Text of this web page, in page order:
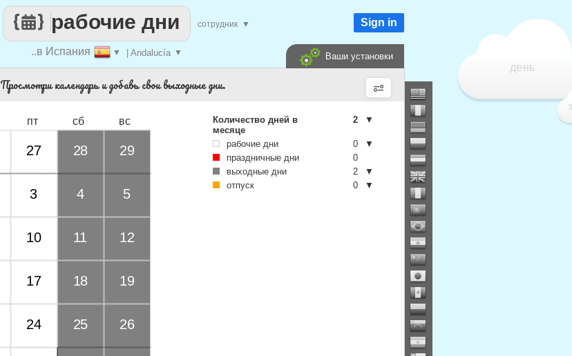
день
..в Испания ▼ | Andalucía ▼
рабочие дни сотрудник ▼ Sign in
Ваши установки
Просмотри календарь и добавь свои выходные дни.
пт сб вс
27 28 29
3 4 5
10 11 12
17 18 19
24 25 26
Количество дней в
месяце
2 ▼
рабочие дни 0
▼
праздничные дни
0
выходные дни
2
▼
отпуск
0 ▼